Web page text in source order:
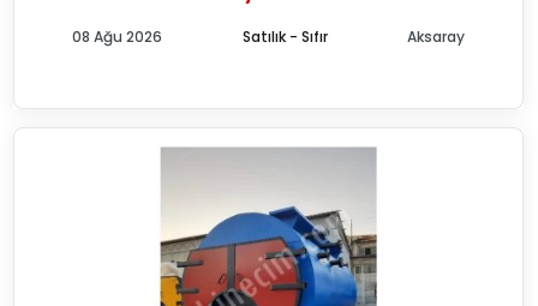
Satılık - Sıfır
08 Ağu 2026 Aksaray